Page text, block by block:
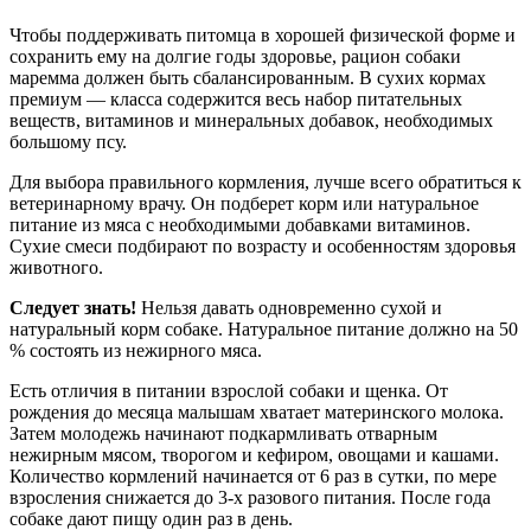
Чтобы поддерживать питомца в хорошей физической форме и
сохранить ему на долгие годы здоровье, рацион собаки
маремма должен быть сбалансированным. В сухих кормах
премиум — класса содержится весь набор питательных
веществ, витаминов и минеральных добавок, необходимых
большому псу.
Для выбора правильного кормления, лучше всего обратиться к
ветеринарному врачу. Он подберет корм или натуральное
питание из мяса с необходимыми добавками витаминов.
Сухие смеси подбирают по возрасту и особенностям здоровья
животного.
Следует знать! Нельзя давать одновременно сухой и
натуральный корм собаке. Натуральное питание должно на 50
% состоять из нежирного мяса.
Есть отличия в питании взрослой собаки и щенка. От
рождения до месяца малышам хватает материнского молока.
Затем молодежь начинают подкармливать отварным
нежирным мясом, творогом и кефиром, овощами и кашами.
Количество кормлений начинается от 6 раз в сутки, по мере
взросления снижается до 3-х разового питания. После года
собаке дают пищу один раз в день.